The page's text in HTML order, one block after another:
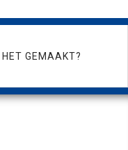
GEMAAKT?